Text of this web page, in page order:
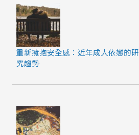
重新擁抱安全感：近年成人依戀的研
究趨勢